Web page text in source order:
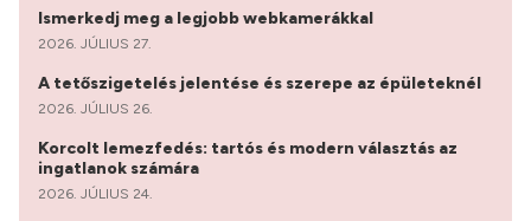
Ismerkedj meg a legjobb webkamerákkal
2026. JÚLIUS 27.
A tetőszigetelés jelentése és szerepe az épületeknél
2026. JÚLIUS 26.
Korcolt lemezfedés: tartós és modern választás az
ingatlanok számára
2026. JÚLIUS 24.